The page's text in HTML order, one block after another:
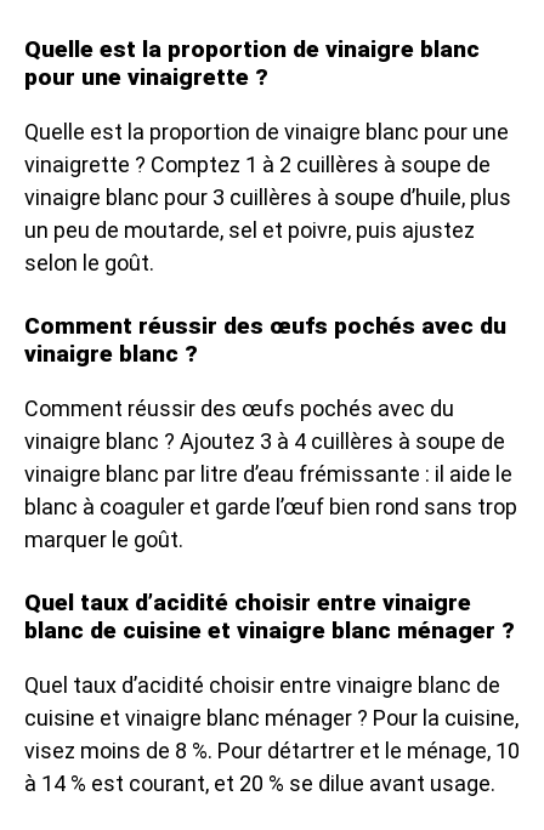
Quelle est la proportion de vinaigre blanc
pour une vinaigrette ?
Quelle est la proportion de vinaigre blanc pour une
vinaigrette ? Comptez 1 à 2 cuillères à soupe de
vinaigre blanc pour 3 cuillères à soupe d’huile, plus
un peu de moutarde, sel et poivre, puis ajustez
selon le goût.
Comment réussir des œufs pochés avec du
vinaigre blanc ?
Comment réussir des œufs pochés avec du
vinaigre blanc ? Ajoutez 3 à 4 cuillères à soupe de
vinaigre blanc par litre d’eau frémissante : il aide le
blanc à coaguler et garde l’œuf bien rond sans trop
marquer le goût.
Quel taux d’acidité choisir entre vinaigre
blanc de cuisine et vinaigre blanc ménager ?
Quel taux d’acidité choisir entre vinaigre blanc de
cuisine et vinaigre blanc ménager ? Pour la cuisine,
visez moins de 8 %. Pour détartrer et le ménage, 10
à 14 % est courant, et 20 % se dilue avant usage.